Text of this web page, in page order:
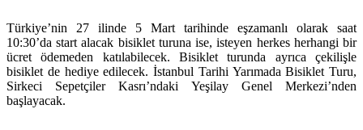
Türkiye’nin 27 ilinde 5 Mart tarihinde eşzamanlı olarak saat
10:30’da start alacak bisiklet turuna ise, isteyen herkes herhangi bir
ücret ödemeden katılabilecek. Bisiklet turunda ayrıca çekilişle
bisiklet de hediye edilecek. İstanbul Tarihi Yarımada Bisiklet Turu,
Sirkeci Sepetçiler Kasrı’ndaki Yeşilay Genel Merkezi’nden
başlayacak.